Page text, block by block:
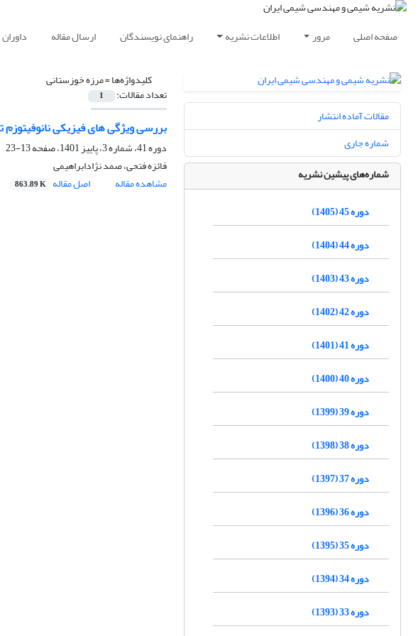
صفحه اصلی مرور اطلاعات نشریه راهنمای نویسندگان ارسال مقاله داوران
کلیدواژه‌ها =مرزه خوزستانی
تعداد مقالات: 1
بررسی ویژگی های فیزیکی
دوره 41، شماره 3، پاییز 1401، صفحه
13-23
فائزه فتحی، صمد نژادابراهیمی
مشاهده مقاله
اصل مقاله 863.89 K
مقالات آماده انتشار
شماره جاری
شماره‌های پیشین نشریه
دوره 45 (1405)
دوره 44 (1404)
دوره 43 (1403)
دوره 42 (1402)
دوره 41 (1401)
دوره 40 (1400)
دوره 39 (1399)
دوره 38 (1398)
دوره 37 (1397)
دوره 36 (1396)
دوره 35 (1395)
دوره 34 (1394)
دوره 33 (1393)